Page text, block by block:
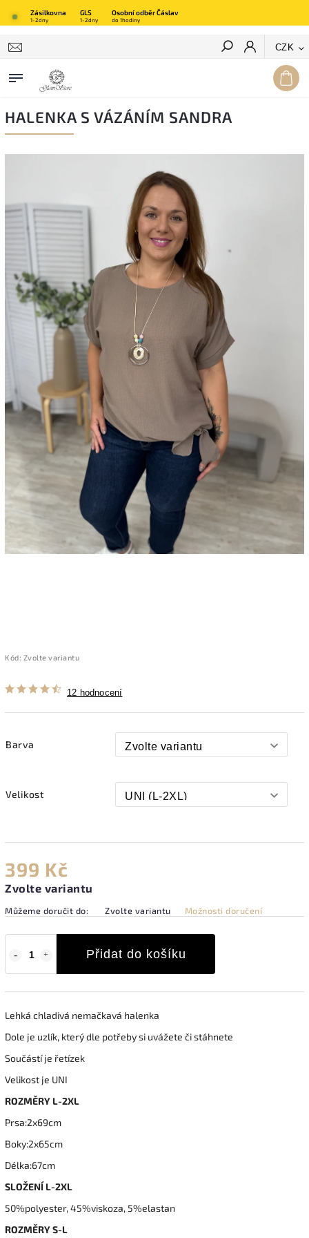
Zásilkovna GLS Osobní odběr Čáslav
1-2dny 1-2dny do 1hodiny
CZK
Hledat
HALENKA S VÁZÁNÍM SANDRA
Kód: Zvolte variantu
12 hodnocení
Barva
Velikost
399 Kč
Zvolte variantu
Můžeme doručit do: Zvolte variantu Možnosti doručení
Přidat do košíku
Lehká chladivá nemačkavá halenka
Dole je uzlík, který dle potřeby si uvážete či stáhnete
Součástí je řetízek
Velikost je UNI
ROZMĚRY L-2XL
Prsa:2x69cm
Boky:2x65cm
Délka:67cm
SLOŽENÍ L-2XL
50%polyester, 45%viskoza, 5%elastan
ROZMĚRY S-L